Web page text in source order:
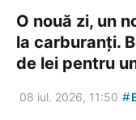
O nouă zi, un
la carburanți.
de lei pentru
08 iul. 2026, 11:50 #